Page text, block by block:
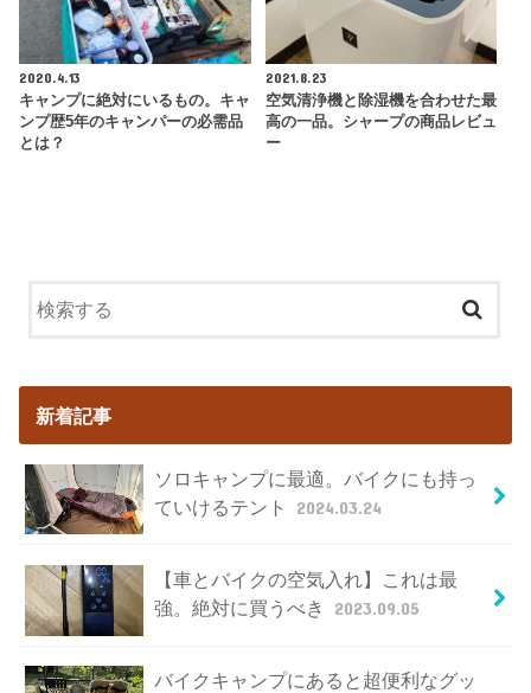
2020.4.13
キャンプに絶対にいるもの。キャ
ンプ歴5年のキャンパーの必需品
とは？
2021.8.23
空気清浄機と除湿機を合わせた最
高の一品。シャープの商品レビュ
ー
新着記事
ソロキャンプに最適。バイクにも持っ
ていけるテント
2024.03.24
【車とバイクの空気入れ】これは最
強。絶対に買うべき
2023.09.05
バイクキャンプにあると超便利なグッ